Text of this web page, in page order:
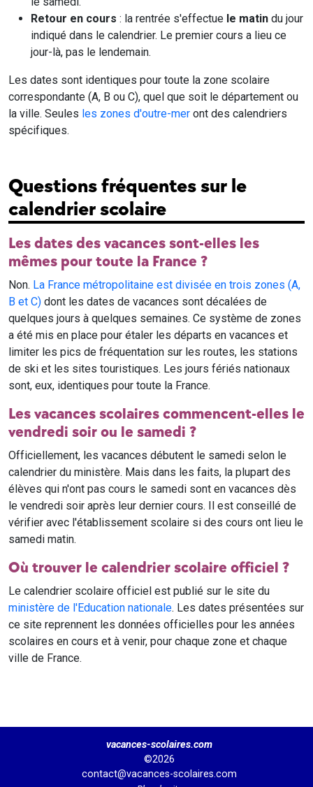
Retour en cours : la rentrée s'effectue le matin du jour
indiqué dans le calendrier. Le premier cours a lieu ce
jour-là, pas le lendemain.
Les dates sont identiques pour toute la zone scolaire
correspondante (A, B ou C), quel que soit le département ou
la ville. Seules les zones d'outre-mer ont des calendriers
spécifiques.
Questions fréquentes sur le
calendrier scolaire
Les dates des vacances sont-elles les
mêmes pour toute la France ?
Non. La France métropolitaine est divisée en trois zones (A,
B et C) dont les dates de vacances sont décalées de
quelques jours à quelques semaines. Ce système de zones
a été mis en place pour étaler les départs en vacances et
limiter les pics de fréquentation sur les routes, les stations
de ski et les sites touristiques. Les jours fériés nationaux
sont, eux, identiques pour toute la France.
Les vacances scolaires commencent-elles le
vendredi soir ou le samedi ?
Officiellement, les vacances débutent le samedi selon le
calendrier du ministère. Mais dans les faits, la plupart des
élèves qui n'ont pas cours le samedi sont en vacances dès
le vendredi soir après leur dernier cours. Il est conseillé de
vérifier avec l'établissement scolaire si des cours ont lieu le
samedi matin.
Où trouver le calendrier scolaire officiel ?
Le calendrier scolaire officiel est publié sur le site du
ministère de l'Education nationale. Les dates présentées sur
ce site reprennent les données officielles pour les années
scolaires en cours et à venir, pour chaque zone et chaque
ville de France.
vacances-scolaires.com
©2026
contact@vacances-scolaires.com